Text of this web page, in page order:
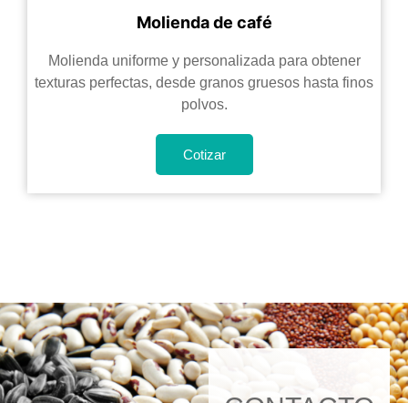
Molienda de café
Molienda uniforme y personalizada para obtener
texturas perfectas, desde granos gruesos hasta finos
polvos.
Cotizar